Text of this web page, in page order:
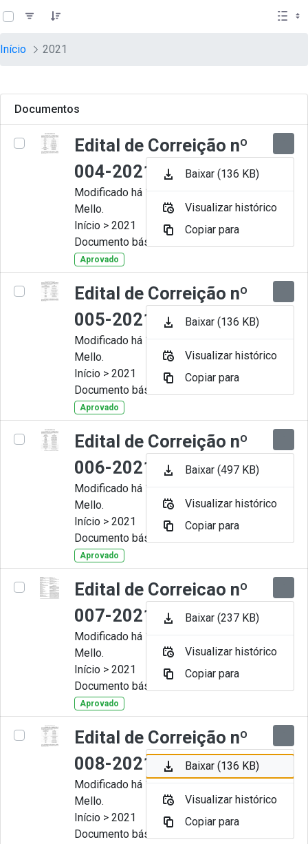
Pular para o Conteúdo principal
teste descricao
Início 2021
Documentos
Edital de Correição nº
004-2021
Modificado há 11 Meses por Artur
Mello.
Início > 2021
Documento básico
Aprovado
Edital de Correição nº
005-2021
Modificado há 11 Meses por Artur
Mello.
Início > 2021
Documento básico
Aprovado
Edital de Correição nº
006-2021
Modificado há 11 Meses por Artur
Mello.
Início > 2021
Documento básico
Aprovado
Edital de Correicao nº
007-2021
Modificado há 11 Meses por Artur
Mello.
Início > 2021
Documento básico
Aprovado
Edital de Correição nº
008-2021
Modificado há 11 Meses por Artur
Mello.
Início > 2021
Documento básico
Baixar (136 KB)
Visualizar histórico
Copiar para
Baixar (136 KB)
Visualizar histórico
Copiar para
Baixar (497 KB)
Visualizar histórico
Copiar para
Baixar (237 KB)
Visualizar histórico
Copiar para
Baixar (136 KB)
Visualizar histórico
Copiar para